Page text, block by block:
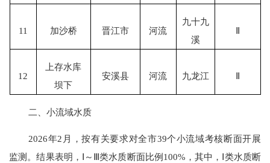
11 加沙桥 晋江市 河流
九十九
溪
Ⅱ
12
上存水库
坝下
安溪县 河流 九龙江 Ⅱ
二、小流域水质
2026年2 月 ，按有关要求对全市39个小流域考核断面开展
监测。结果表明 ， Ⅰ～Ⅲ类水质断面比例100% ，其中， Ⅰ类水质断